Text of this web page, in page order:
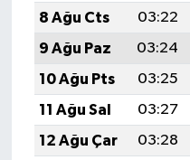
8 Ağu Cts
03:22
9 Ağu Paz
03:24
10 Ağu Pts
03:25
11 Ağu Sal
03:27
12 Ağu Çar
03:28